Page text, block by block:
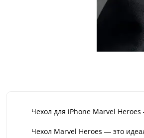
Чехол для iPhone Marvel
Чехол Marvel Heroes — это